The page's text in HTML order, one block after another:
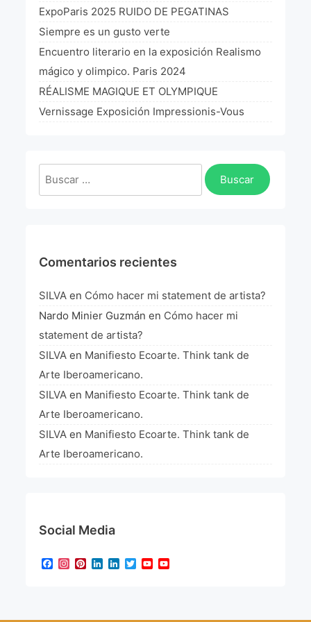
La Fórmula Científica Del Arte
Manifiesto Ecoarte
Association Paris
Fundación Colombia
ExpoParis 2025 RUIDO DE PEGATINAS
Siempre es un gusto verte
Encuentro literario en la exposición Realismo
mágico y olimpico. Paris 2024
RÉALISME MAGIQUE ET OLYMPIQUE
Vernissage Exposición Impressionis-Vous
Buscar:
Comentarios recientes
SILVA en Cómo hacer mi statement de artista?
Nardo Minier Guzmán en Cómo hacer mi
statement de artista?
SILVA en Manifiesto Ecoarte. Think tank de
Arte Iberoamericano.
SILVA en Manifiesto Ecoarte. Think tank de
Arte Iberoamericano.
SILVA en Manifiesto Ecoarte. Think tank de
Arte Iberoamericano.
Social Media
Facebook
Instagram
Pinterest
LinkedIn
LinkedIn
TwitterYouTube